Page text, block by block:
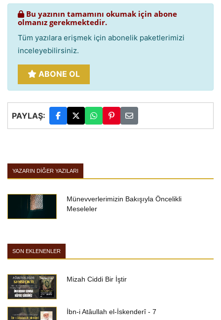
Bu yazının tamamını okumak için abone
olmanız gerekmektedir.
Tüm yazılara erişmek için abonelik paketlerimizi
inceleyebilirsiniz.
ABONE OL
PAYLAŞ:
YAZARIN DIĞER YAZILARI
Münevverlerimizin Bakışıyla Öncelikli
Meseleler
SON EKLENENLER
Mizah Ciddi Bir İştir
İbn-i Atâullah el-İskenderî - 7